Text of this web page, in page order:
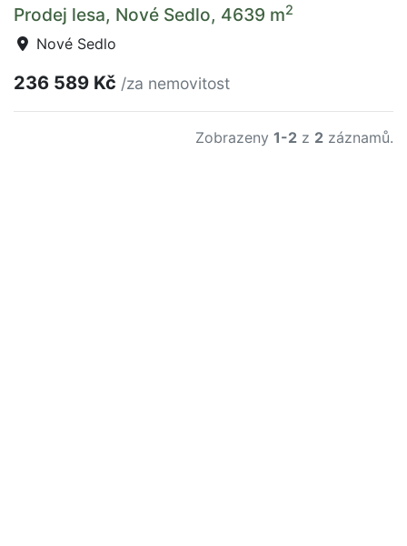
Prodej lesa, Nové Sedlo, 4639 m2
Nové Sedlo
236 589 Kč /za nemovitost
Zobrazeny 1-2 z 2 záznamů.